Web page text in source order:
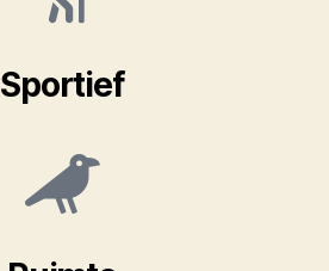
Sportief